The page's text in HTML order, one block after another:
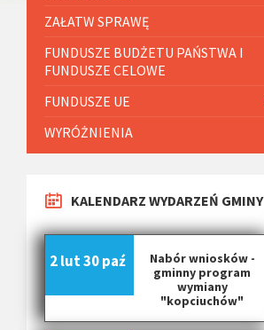
ZAŁATW SPRAWĘ
FUNDUSZE BUDŻETU PAŃSTWA I
FUNDUSZE CELOWE
FUNDUSZE UE
WYRÓŻNIENIA
KALENDARZ WYDARZEŃ GMINY
Nabór wniosków -
gminny program
wymiany
"kopciuchów"
2 lut30 paź